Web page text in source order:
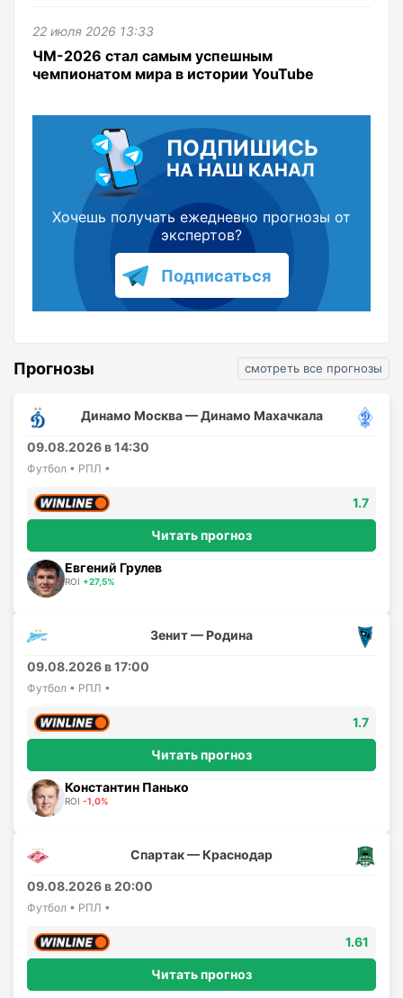
22 июля 2026 13:33
ЧМ-2026 стал самым успешным
чемпионатом мира в истории YouTube
ПОДПИШИСЬ
НА НАШ КАНАЛ
Хочешь получать ежедневно прогнозы от
экспертов?
Подписаться
Прогнозы смотреть все прогнозы
Динамо Москва — Динамо Махачкала
09.08.2026 в 14:30
Футбол • РПЛ •
1.7
Читать прогноз
Евгений Грулев
ROI +27,5%
Зенит — Родина
09.08.2026 в 17:00
Футбол • РПЛ •
1.7
Читать прогноз
Константин Панько
ROI -1,0%
Спартак — Краснодар
09.08.2026 в 20:00
Футбол • РПЛ •
1.61
Читать прогноз